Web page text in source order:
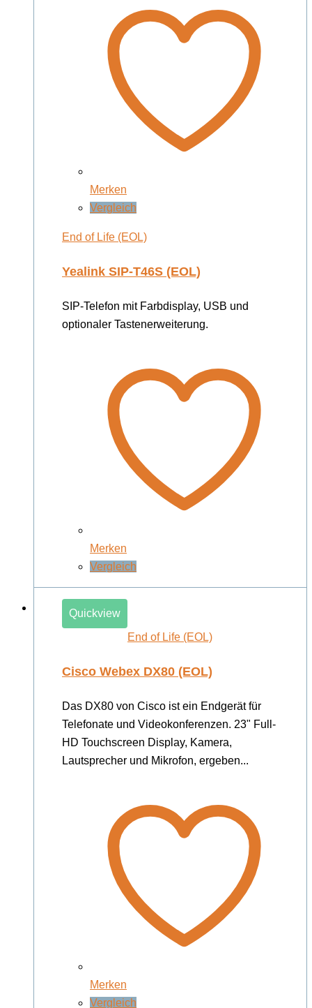
Merken
Vergleich
End of Life (EOL)
Yealink SIP-T46S (EOL)
SIP-Telefon mit Farbdisplay, USB und
optionaler Tastenerweiterung.
Merken
Vergleich
Quickview
End of Life (EOL)
Cisco Webex DX80 (EOL)
Das DX80 von Cisco ist ein Endgerät für
Telefonate und Videokonferenzen. 23" Full-
HD Touchscreen Display, Kamera,
Lautsprecher und Mikrofon, ergeben...
Merken
Vergleich